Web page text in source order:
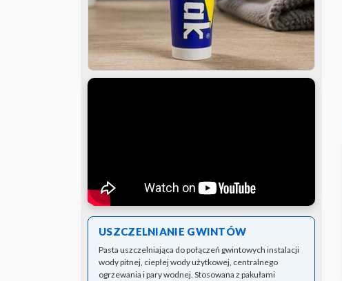
USZCZELNIANIE GWINTÓW
Pasta uszczelniająca do połączeń gwintowych instalacji
wody pitnej, ciepłej wody użytkowej, centralnego
ogrzewania i pary wodnej. Stosowana z pakułami